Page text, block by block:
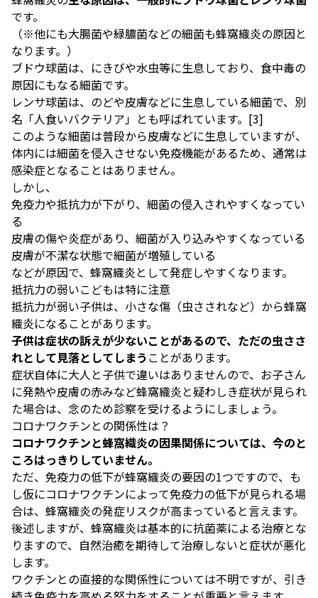
です。
（※他にも大腸菌や緑膿菌などの細菌も蜂窩織炎の原因と
なります。）
ブドウ球菌は、にきびや水虫等に生息しており、食中毒の
原因にもなる細菌です。
レンサ球菌は、のどや皮膚などに生息している細菌で、別
名「人食いバクテリア」とも呼ばれています。[3]
このような細菌は普段から皮膚などに生息していますが、
体内には細菌を侵入させない免疫機能があるため、通常は
感染症となることはありません。
しかし、
免疫力や抵抗力が下がり、細菌の侵入されやすくなってい
る
皮膚の傷や炎症があり、細菌が入り込みやすくなっている
皮膚が不潔な状態で細菌が増殖している
などが原因で、蜂窩織炎として発症しやすくなります。
抵抗力の弱いこどもは特に注意
抵抗力が弱い子供は、小さな傷（虫さされなど）から蜂窩
織炎になることがあります。
子供は症状の訴えが少ないことがあるので、ただの虫ささ
れとして見落としてしまうことがあります。
症状自体に大人と子供で違いはありませんので、お子さん
に発熱や皮膚の赤みなど蜂窩織炎と疑わしき症状が見られ
た場合は、念のため診察を受けるようにしましょう。
コロナワクチンとの関係性は？
コロナワクチンと蜂窩織炎の因果関係については、今のと
ころはっきりしていません。
ただ、免疫力の低下が蜂窩織炎の要因の1つですので、も
し仮にコロナワクチンによって免疫力の低下が見られる場
合は、蜂窩織炎の発症リスクが高まっていると言えます。
後述しますが、蜂窩織炎は基本的に抗菌薬による治療とな
りますので、自然治癒を期待して治療しないと症状が悪化
します。
ワクチンとの直接的な関係性については不明ですが、引き